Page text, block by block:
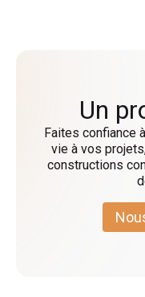
Un
Faites confiance
vie à vos
constructions